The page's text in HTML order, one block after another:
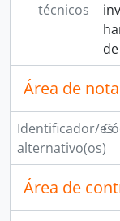
técnicos
Área de
Identificador/es
alternativo(os)
Área de